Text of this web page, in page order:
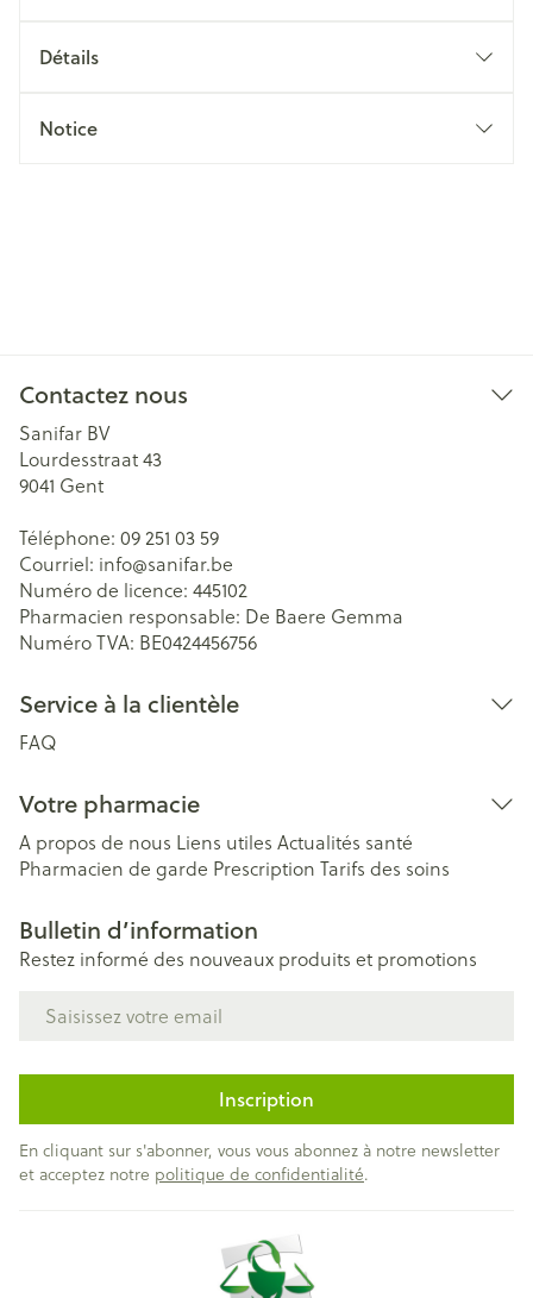
Détails
Notice
Contactez nous
Sanifar BV
Lourdesstraat 43
9041 Gent
Téléphone: 09 251 03 59
Courriel: info@sanifar.be
Numéro de licence: 445102
Pharmacien responsable: De Baere Gemma
Numéro TVA: BE0424456756
Service à la clientèle
FAQ
Votre pharmacie
A propos de nous Liens utiles Actualités santé
Pharmacien de garde Prescription Tarifs des soins
Bulletin d’information
Restez informé des nouveaux produits et promotions
Inscription
En cliquant sur s'abonner, vous vous abonnez à notre newsletter
et acceptez notre politique de confidentialité.